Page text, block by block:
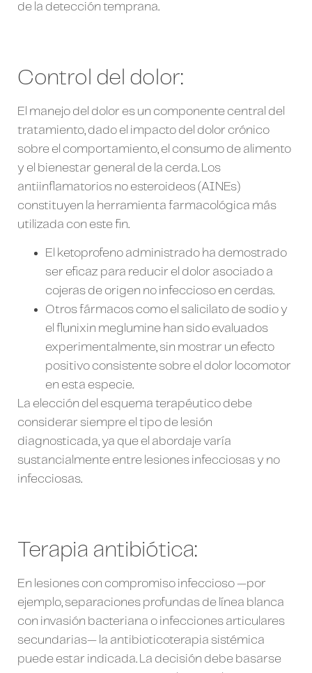
de la detección temprana.
Control del dolor:
El manejo del dolor es un componente central del
tratamiento, dado el impacto del dolor crónico
sobre el comportamiento, el consumo de alimento
y el bienestar general de la cerda. Los
antiinflamatorios no esteroideos (AINEs)
constituyen la herramienta farmacológica más
utilizada con este fin.
El ketoprofeno administrado ha demostrado
ser eficaz para reducir el dolor asociado a
cojeras de origen no infeccioso en cerdas.
Otros fármacos como el salicilato de sodio y
el flunixin meglumine han sido evaluados
experimentalmente, sin mostrar un efecto
positivo consistente sobre el dolor locomotor
en esta especie.
La elección del esquema terapéutico debe
considerar siempre el tipo de lesión
diagnosticada, ya que el abordaje varía
sustancialmente entre lesiones infecciosas y no
infecciosas.
Terapia antibiótica:
En lesiones con compromiso infeccioso —por
ejemplo, separaciones profundas de línea blanca
con invasión bacteriana o infecciones articulares
secundarias— la antibioticoterapia sistémica
puede estar indicada. La decisión debe basarse